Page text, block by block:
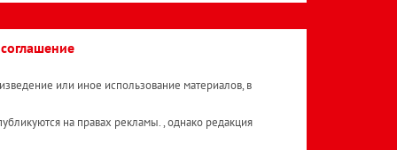
или иное использование материалов, в
на правах рекламы. , однако редакция